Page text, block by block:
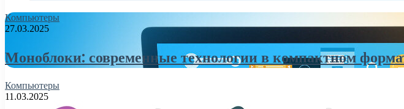
Компьютеры
27.03.2025
Моноблоки: современные технологии в компактном
Компьютеры
11.03.2025